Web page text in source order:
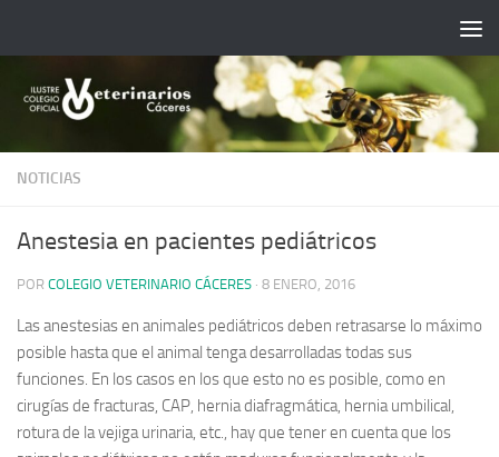
NOTICIAS
Anestesia en pacientes pediátricos
POR COLEGIO VETERINARIO CÁCERES · 8 ENERO, 2016
Las anestesias en animales pediátricos deben retrasarse lo máximo
posible hasta que el animal tenga desarrolladas todas sus
funciones. En los casos en los que esto no es posible, como en
cirugías de fracturas, CAP, hernia diafragmática, hernia umbilical,
rotura de la vejiga urinaria, etc., hay que tener en cuenta que los